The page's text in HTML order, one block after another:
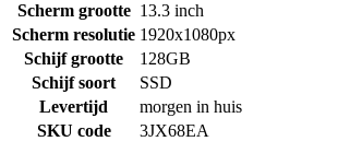
Scherm grootte 13.3 inch
Scherm resolutie 1920x1080px
Schijf grootte
128GB
Schijf soort
SSD
Levertijd
morgen in huis
SKU code
3JX68EA